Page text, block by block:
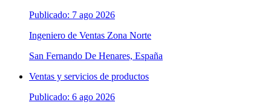
Publicado: 7 ago 2026
Ingeniero de Ventas Zona Norte
San Fernando De Henares, España
Ventas y servicios de productos
Publicado: 6 ago 2026